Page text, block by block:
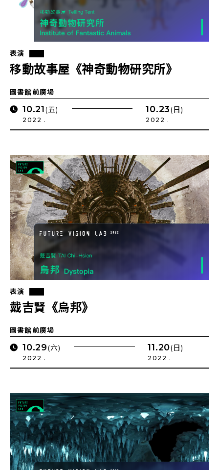
表演
移動故事屋《神奇動物研究所》
圖書館前廣場
10.21(五)
2022 .
10.23(日)
2022 .
表演
戴吉賢《烏邦》
圖書館前廣場
10.29(六)
2022 .
11.20(日)
2022 .